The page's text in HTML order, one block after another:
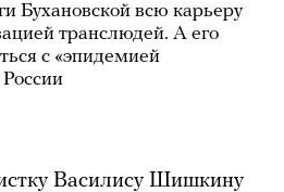
Бухановской всю карьеру
транслюдей. А его
с «эпидемией
Василису Шишкину